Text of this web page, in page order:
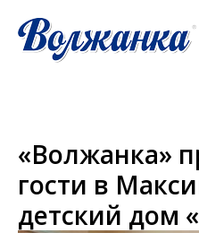
«Волжанка»
гости в
детский дом